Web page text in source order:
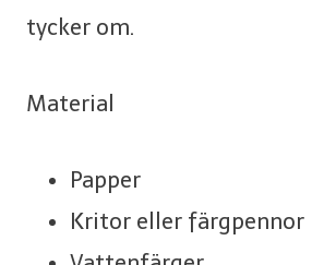
tycker om.
Material
Papper
Kritor eller färgpennor